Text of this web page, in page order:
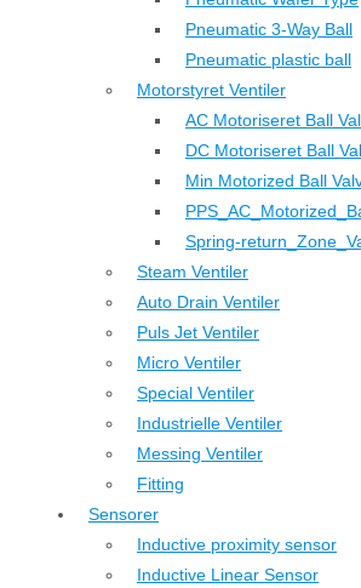
Pneumatic 3-Way Ball
Pneumatic plastic ball
Motorstyret Ventiler
AC Motoriseret Ball
DC Motoriseret Ball
Min Motorized Ball
Spring-
Steam Ventiler
Auto Drain Ventiler
Puls Jet Ventiler
Micro Ventiler
Special Ventiler
Industrielle Ventiler
Messing Ventiler
Fitting
Sensorer
Inductive proximity sensor
Inductive Linear Sensor